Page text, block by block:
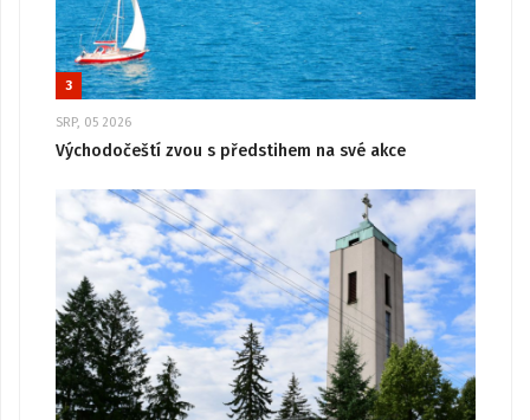
3
SRP, 05 2026
Východočeští zvou s předstihem na své akce